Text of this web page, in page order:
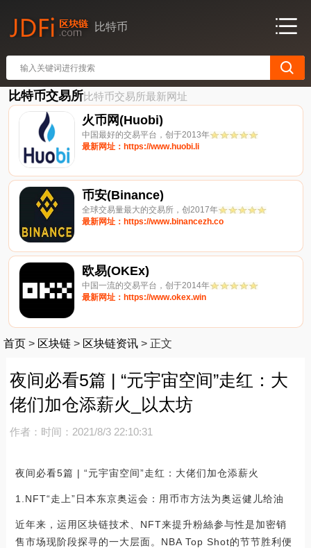
比特币
比特币交易所比特币交易所最新网址
火币网(Huobi)
中国最好的交易平台，创于2013年
最新网址：https://www.huobi.li
币安(Binance)
全球交易量最大的交易所，创2017年
最新网址：https://www.binancezh.co
欧易(OKEx)
中国一流的交易平台，创于2014年
最新网址：https://www.okex.win
首页 > 区块链 > 区块链资讯 > 正文
夜间必看5篇 | “元宇宙空间”走红：大
佬们加仓添薪火_以太坊
作者： 时间：2021/8/3 22:10:31
夜间必看5篇 | “元宇宙空间”走红：大佬们加仓添薪火
1.NFT“走上”日本东京奥运会：用币市方法为奥运健儿给油
近年来，运用区块链技术、NFT来提升粉絲参与性是加密销
售市场现阶段探寻的一大层面。NBA Top Shot的节节胜利便